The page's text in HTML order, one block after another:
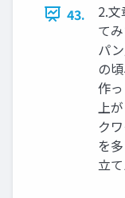
43.
2.
て
パ
の
作
上
ク
を
立